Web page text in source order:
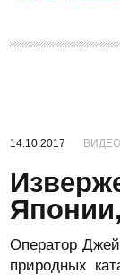
14.10.2017 ВИДЕО
Оператор
природных